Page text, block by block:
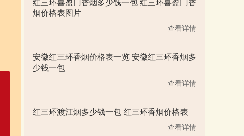
红三环喜盈门香烟多少钱一包 红三环喜盈门香
烟价格表图片
查看详情
安徽红三环香烟价格表一览 安徽红三环香烟多
少钱一包
查看详情
红三环渡江烟多少钱一包 红三环香烟价格表
查看详情